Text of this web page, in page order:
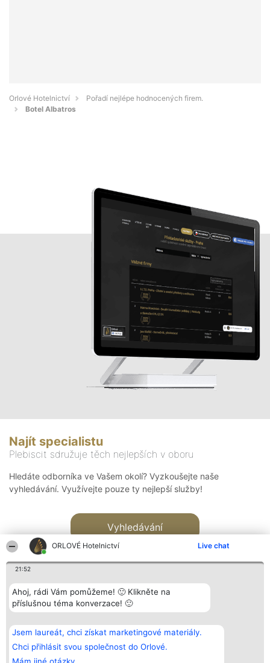
ORLOVÉ Hotelnictví Live chat
21:52
Ahoj, rádi Vám pomůžeme! 🙂 Klikněte na
příslušnou téma konverzace! 🙂
Jsem laureát, chci získat marketingové materiály.
Chci přihlásit svou společnost do Orlové.
Orlové Hotelnictví
Pořadí nejlépe hodnocených firem.
Botel Albatros
Najít specialistu
Plebiscit sdružuje těch nejlepších v oboru
Hledáte odborníka ve Vašem okolí? Vyzkoušejte naše
vyhledávání. Využívejte pouze ty nejlepší služby!
Vyhledávání
Bright Side Solutions sp. z o.
o. sp. k.
ul. Ruska 22
Wrocław 50-079
KRS 0000749100 | Regon
Vítězové
Seznam všech
laureátů
Zásady
Kontakt